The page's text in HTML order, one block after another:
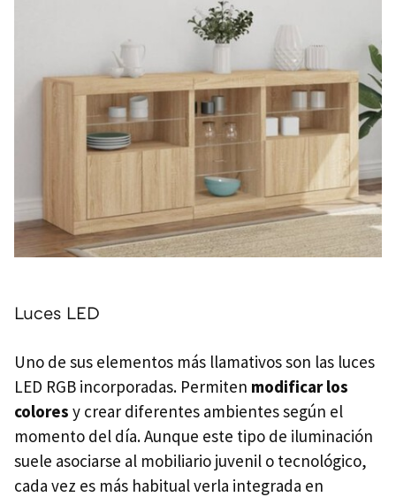
Luces LED
Uno de sus elementos más llamativos son las luces
LED RGB incorporadas. Permiten modificar los
colores y crear diferentes ambientes según el
momento del día. Aunque este tipo de iluminación
suele asociarse al mobiliario juvenil o tecnológico,
cada vez es más habitual verla integrada en